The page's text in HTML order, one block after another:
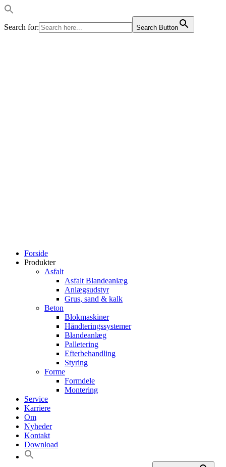
Search for: Search Button
Forside
Produkter
Asfalt
Asfalt Blandeanlæg
Anlægsudstyr
Grus, sand & kalk
Beton
Blokmaskiner
Håndteringssystemer
Blandeanlæg
Palletering
Efterbehandling
Styring
Forme
Formdele
Montering
Service
Karriere
Om
Nyheder
Kontakt
Download